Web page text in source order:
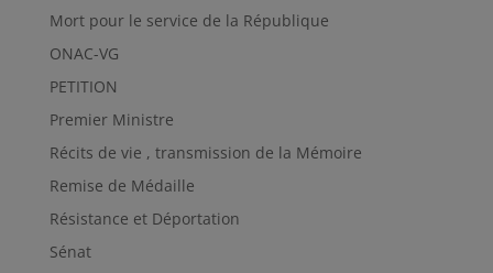
Mort pour le service de la République
ONAC-VG
PETITION
Premier Ministre
Récits de vie , transmission de la Mémoire
Remise de Médaille
Résistance et Déportation
Sénat